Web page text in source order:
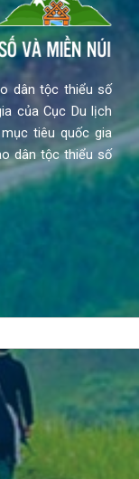
dân tộc thiểu số
của Cục Du lịch
tiêu quốc gia
dân tộc thiểu số